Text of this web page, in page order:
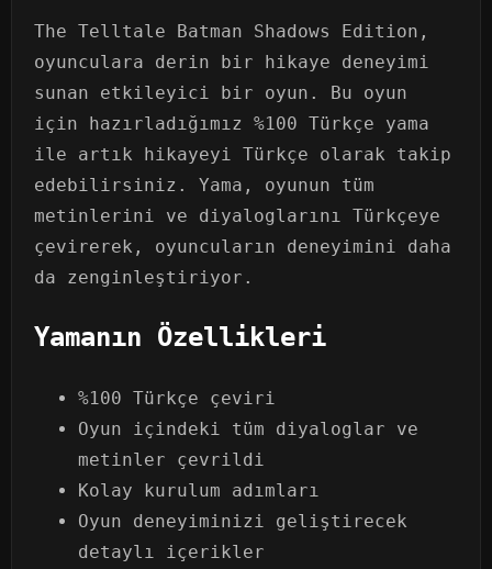
The Telltale Batman Shadows Edition,
oyunculara derin bir hikaye deneyimi
sunan etkileyici bir oyun. Bu oyun
için hazırladığımız %100 Türkçe yama
ile artık hikayeyi Türkçe olarak takip
edebilirsiniz. Yama, oyunun tüm
metinlerini ve diyaloglarını Türkçeye
çevirerek, oyuncuların deneyimini daha
da zenginleştiriyor.
Yamanın Özellikleri
%100 Türkçe çeviri
Oyun içindeki tüm diyaloglar ve
metinler çevrildi
Kolay kurulum adımları
Oyun deneyiminizi geliştirecek
detaylı içerikler